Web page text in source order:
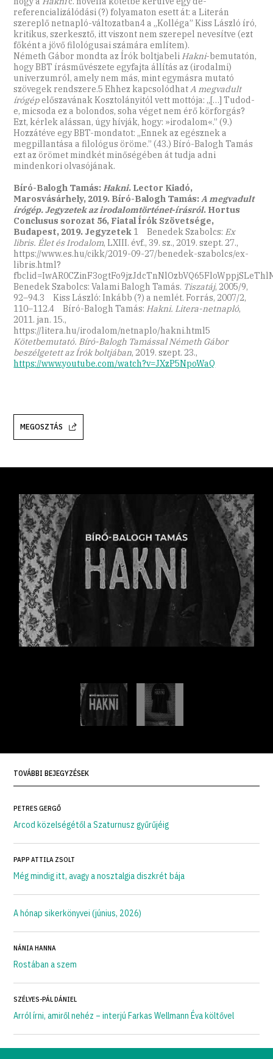
referencializálódási (?) folyamaton esett át: a Literán
szereplő netnapló-változatban4 a „Kolléga” Kiss László író,
kritikus, szerkesztő, itt viszont nem szerepel nevesítve (ezt
főként a jövő filológusai számára említem).
Németh Gábor mondta az Írók boltjabeli Hakni-bemutatón,
hogy BBT írásművészete egyfajta állítás az (irodalmi)
univerzumról, amely nem más, mint egymásra mutató
szövegek rendszere.5 Ehhez kapcsolódhatA megvadult
írógép előszavának Kosztolányitól vett mottója: „[…] Tudod-
e, micsoda ez a bolondos, soha véget nem érő körforgás?
Ezt, kérlek alássan, úgy hívják, hogy: »irodalom«.” (9.)
Hozzátéve egy BBT-mondatot: „Ennek az egésznek a
megpillantása a filológus öröme.” (43.) Bíró-Balogh Tamás
ezt az örömet mindkét minőségében át tudja adni
mindenkori olvasójának.
Bíró-Balogh Tamás:Hakni. Lector Kiadó,
Marosvásárhely, 2019. Bíró-Balogh Tamás:A megvadult
írógép. Jegyzetek az irodalomtörténet-írásról. Hortus
Conclusus sorozat 56, Fiatal Írók Szövetsége,
Budapest, 2019. Jegyzetek 1 Benedek Szabolcs: Ex
libris. Élet és Irodalom, LXIII. évf., 39. sz., 2019. szept. 27.,
https://www.es.hu/cikk/2019-09-27/benedek-szabolcs/ex-
libris.html?
Benedek Szabolcs: Valami Balogh Tamás. Tiszatáj, 2005/9,
92–94.3 Kiss László: Inkább (?) a nemlét. Forrás, 2007/2,
110–112.4 Bíró-Balogh Tamás: Hakni. Litera-netnapló,
2011. jan. 15.,
https://litera.hu/irodalom/netnaplo/hakni.html5
Kötetbemutató. Bíró-Balogh Tamással Németh Gábor
beszélgetett az Írók boltjában, 2019. szept. 23.,
https://www.youtube.com/watch?v=JXzP5NpoWaQ
MEGOSZTÁS
TOVÁBBI BEJEGYZÉSEK
PETRES GERGŐ
Arcod közelségétől a Szaturnusz gyűrűjéig
PAPP ATTILA ZSOLT
Még mindig itt, avagy a nosztalgia diszkrét bája
A hónap sikerkönyvei (június, 2026)
NÁNIA HANNA
Rostában a szem
SZÉLYES-PÁL DÁNIEL
Arról írni, amiről nehéz – interjú Farkas Wellmann Éva költővel